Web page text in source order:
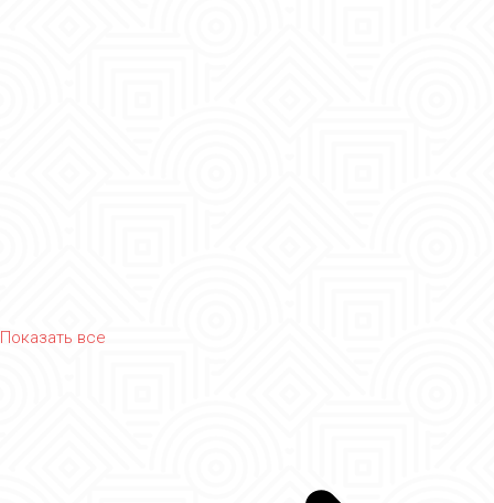
Показать все